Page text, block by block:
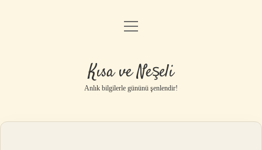
Anasayfa
Yasal Uyarı
menüyü
Kısa ve Neşeli
Anlık bilgilerle gününü şenlendir!